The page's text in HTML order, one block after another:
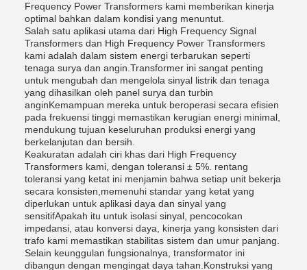
Frequency Power Transformers kami memberikan kinerja
optimal bahkan dalam kondisi yang menuntut.
Salah satu aplikasi utama dari High Frequency Signal
Transformers dan High Frequency Power Transformers
kami adalah dalam sistem energi terbarukan seperti
tenaga surya dan angin.Transformer ini sangat penting
untuk mengubah dan mengelola sinyal listrik dan tenaga
yang dihasilkan oleh panel surya dan turbin
anginKemampuan mereka untuk beroperasi secara efisien
pada frekuensi tinggi memastikan kerugian energi minimal,
mendukung tujuan keseluruhan produksi energi yang
berkelanjutan dan bersih.
Keakuratan adalah ciri khas dari High Frequency
Transformers kami, dengan toleransi ± 5%. rentang
toleransi yang ketat ini menjamin bahwa setiap unit bekerja
secara konsisten,memenuhi standar yang ketat yang
diperlukan untuk aplikasi daya dan sinyal yang
sensitifApakah itu untuk isolasi sinyal, pencocokan
impedansi, atau konversi daya, kinerja yang konsisten dari
trafo kami memastikan stabilitas sistem dan umur panjang.
Selain keunggulan fungsionalnya, transformator ini
dibangun dengan mengingat daya tahan.Konstruksi yang